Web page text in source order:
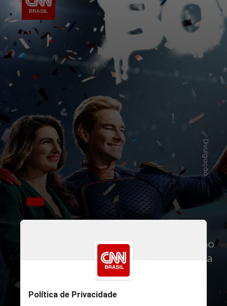
lançada e os primeiros episódios estão
previstos para chegarem à plataforma
em 13 de junho
Divulgação